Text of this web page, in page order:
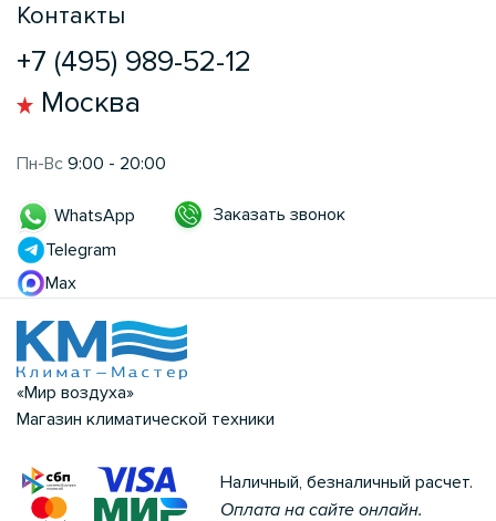
Контакты
+7 (495) 989-52-12
Москва
Пн-Вс 9:00 - 20:00
WhatsApp
Telegram
Max
Заказать звонок
«Мир воздуха»
Магазин климатической техники
Наличный, безналичный расчет.
Оплата на сайте онлайн.